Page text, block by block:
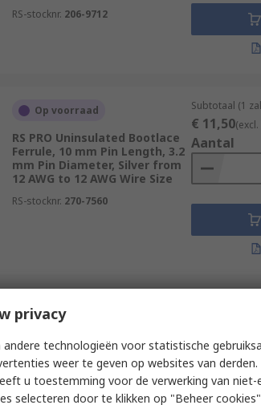
RS-stocknr. 206-9712
Op voorraad
RS PRO Uninsulated Bootlace
Ferrule, 10 mm Pin Length, 3.2
mm Pin Diameter, Silver from
12 AWG to 12 AWG Wire Size
RS-stocknr. 270-7560
Subtotaal (1
€ 11,50(excl.
Aantal
Op voorraad
RS PRO Insulated Crimp
Bootlace Ferrule, 8.0 mm Pin
Length, 1.5 mm Pin Diameter,
White from 18 AWG to 18 AWG
Wire Size
Subtotaal (1
Aantal
privacy
andere technologieën voor statistische
weer te geven op websites van
u toestemming voor de verwerking van niet-
selecteren door te klikken op "Beheer